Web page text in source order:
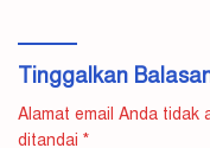
Tinggalkan
Alamat email Anda tidak
ditandai *